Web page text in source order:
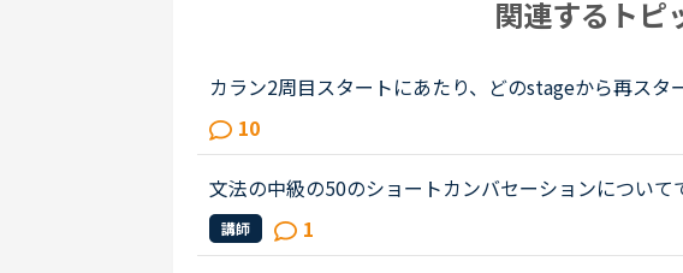
関連するトピ
カラン2周目スタートにあたり、どのstageから再スタ
の方は戻るstageをどうやって判断されましたか？１
をスタートしたstageとその判断理...
10
文法の中級の50のショートカンバセーションについ
s law firm while he was busy having a meeting.
ot; Secretary &quot;He sai...
講師 1